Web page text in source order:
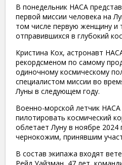
В понедельник НАСА
первой миссии человека на
том числе первую женщину и
отправившихся в глубокий
​Кристина Кох, астронавт
рекордсменом по самому
одиночному космическому
специалистом миссии во
Луны в следующем году.
​Военно-морской летчик
пилотировать космический
облетает Луну в ноябре 2024
чернокожим, принявшим
​В состав экипажа входят
Рейд Уайзман, 47 лет,